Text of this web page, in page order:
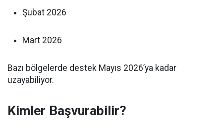
Şubat 2026
Mart 2026
Bazı bölgelerde destek Mayıs 2026’ya kadar
uzayabiliyor.
Kimler Başvurabilir?